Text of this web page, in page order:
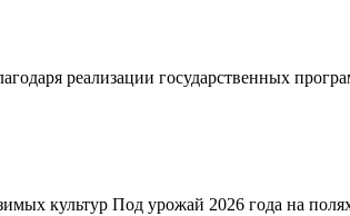
реализации государственных
культур Под урожай 2026 года на